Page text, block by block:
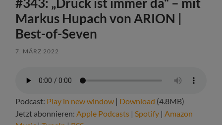
Markus Hupach von ARION |
Best-of-Seven
7. MÄRZ 2022
Podcast: Play in new window | Download (4.8MB)
Jetzt abonnieren:Apple Podcasts |Spotify |Amazon